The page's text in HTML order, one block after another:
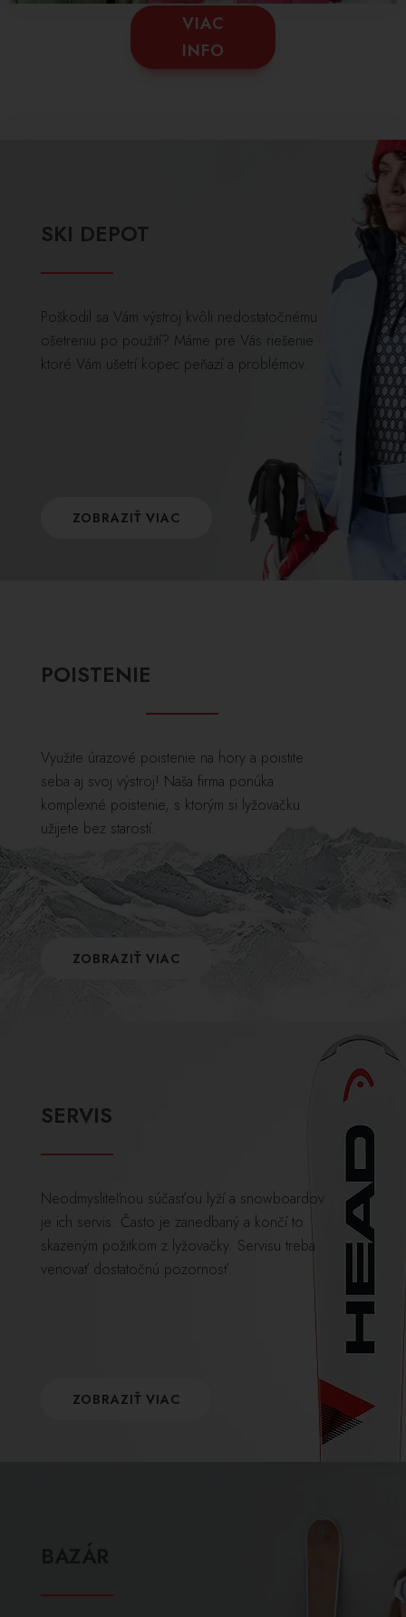
VIAC
INFO
SKI DEPOT
Poškodil sa Vám výstroj kvôli nedostatočnému
ošetreniu po použití? Máme pre Vás riešenie
ktoré Vám ušetrí kopec peňazí a problémov.
ZOBRAZIŤ VIAC
POISTENIE
Využite úrazové poistenie na hory a poistite
seba aj svoj výstroj! Naša firma ponúka
komplexné poistenie, s ktorým si lyžovačku
užijete bez starostí.
ZOBRAZIŤ VIAC
SERVIS
Neodmysliteľnou súčasťou lyží a snowboardov
je ich servis. Často je zanedbaný a končí to
skazeným požitkom z lyžovačky. Servisu treba
venovať dostatočnú pozornosť.
ZOBRAZIŤ VIAC